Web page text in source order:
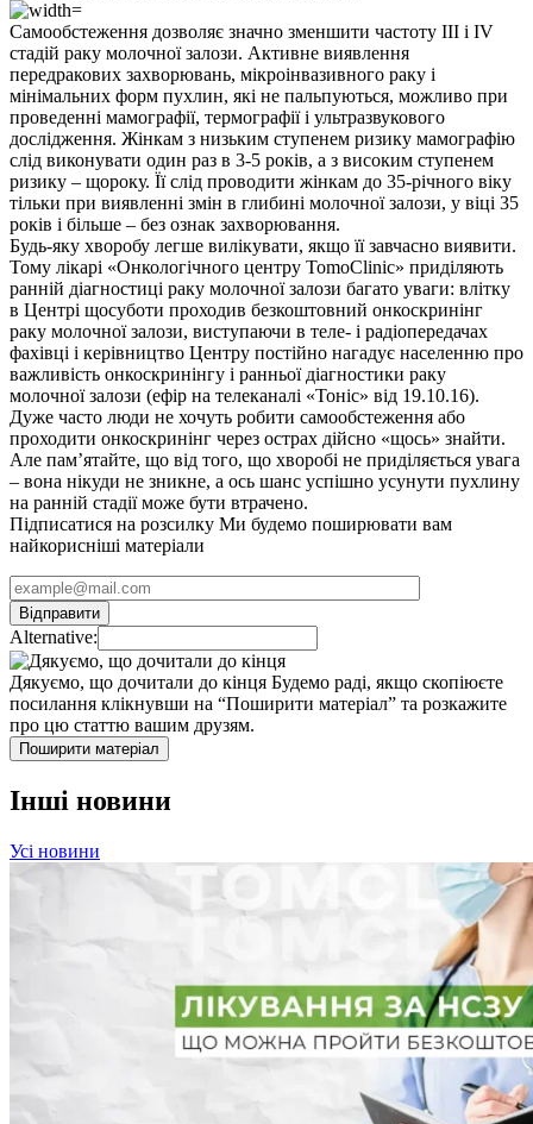
Самообстеження дозволяє значно зменшити частоту III і IV
стадій раку молочної залози. Активне виявлення
передракових захворювань, мікроінвазивного раку і
мінімальних форм пухлин, які не пальпуються, можливо при
проведенні мамографії, термографії і ультразвукового
дослідження. Жінкам з низьким ступенем ризику мамографію
слід виконувати один раз в 3-5 років, а з високим ступенем
ризику – щороку. Її слід проводити жінкам до 35-річного віку
тільки при виявленні змін в глибині молочної залози, у віці 35
років і більше – без ознак захворювання.
Будь-яку хворобу легше вилікувати, якщо її завчасно виявити.
Тому лікарі «Онкологічного центру TomoClinic» приділяють
ранній діагностиці раку молочної залози багато уваги: ​​влітку
в Центрі щосуботи проходив безкоштовний онкоскринінг
раку молочної залози, виступаючи в теле- і радіопередачах
фахівці і керівництво Центру постійно нагадує населенню про
важливість онкоскринінгу і ранньої діагностики раку
молочної залози (ефір на телеканалі «Тоніс» від 19.10.16).
Дуже часто люди не хочуть робити самообстеження або
проходити онкоскринінг через острах дійсно «щось» знайти.
Але пам’ятайте, що від того, що хворобі не приділяється увага
– вона нікуди не зникне, а ось шанс успішно усунути пухлину
на ранній стадії може бути втрачено.
Підписатися на розсилку Ми будемо поширювати вам
найкорисніші матеріали
Alternative:
Дякуємо, що дочитали до кінця Будемо раді, якщо скопіюєте
посилання клікнувши на “Поширити матеріал” та розкажите
про цю статтю вашим друзям.
Поширити матеріал
Інші новини
Усі новини